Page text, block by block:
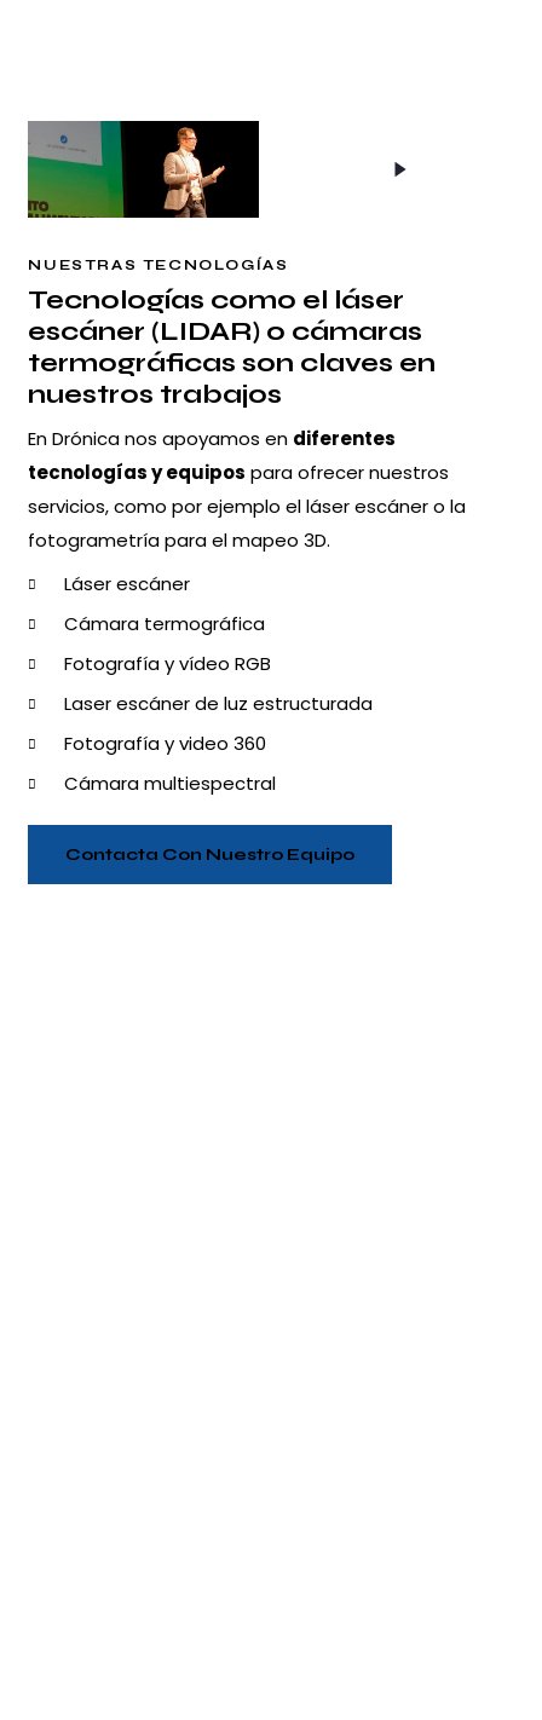
NUESTRAS TECNOLOGÍAS
Tecnologías como el láser
escáner (LIDAR) o cámaras
termográficas son claves en
nuestros trabajos
En Drónica nos apoyamos en diferentes
tecnologías y equipos para ofrecer nuestros
servicios, como por ejemplo el láser escáner o la
fotogrametría para el mapeo 3D.
Láser escáner
Cámara termográfica
Fotografía y vídeo RGB
Laser escáner de luz estructurada
Fotografía y video 360
Cámara multiespectral
Contacta Con Nuestro Equipo